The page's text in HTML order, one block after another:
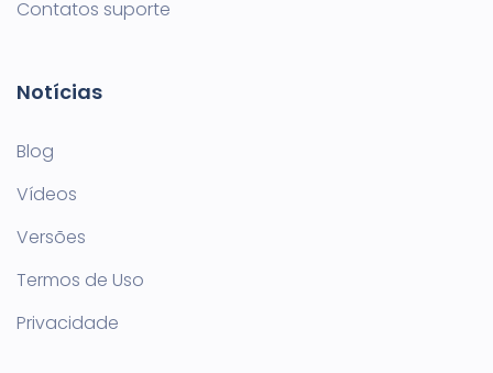
Contatos suporte
Notícias
Blog
Vídeos
Versões
Termos de Uso
Privacidade